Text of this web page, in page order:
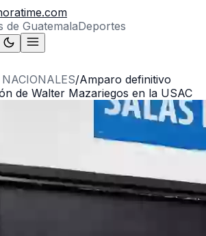
de GuatemalaDeportes
NACIONALES/Amparo definitivo
de Walter Mazariegos en la USAC